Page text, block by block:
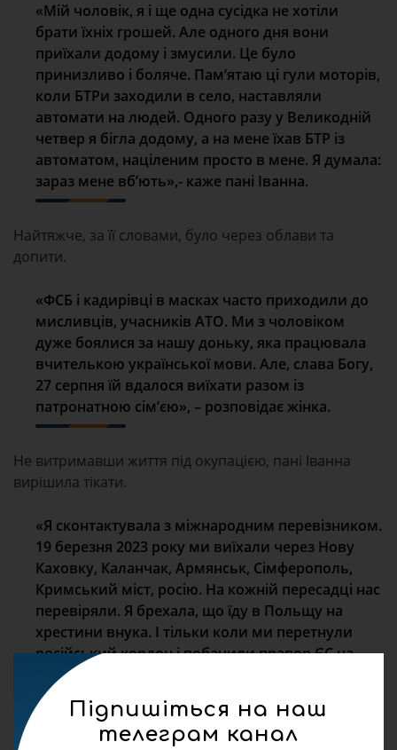
«Мій чоловік, я і ще одна сусідка не хотіли
брати їхніх грошей. Але одного дня вони
приїхали додому і змусили. Це було
принизливо і боляче. Пам’ятаю ці гули моторів,
коли БТРи заходили в село, наставляли
автомати на людей. Одного разу у Великодній
четвер я бігла додому, а на мене їхав БТР із
автоматом, націленим просто в мене. Я думала:
зараз мене вб’ють»,- каже пані Іванна.
Найтяжче, за її словами, було через облави та
допити.
«ФСБ і кадирівці в масках часто приходили до
мисливців, учасників АТО. Ми з чоловіком
дуже боялися за нашу доньку, яка працювала
вчителькою української мови. Але, слава Богу,
27 серпня їй вдалося виїхати разом із
патронатною сім’єю», – розповідає жінка.
Не витримавши життя під окупацією, пані Іванна
вирішила тікати.
«Я сконтактувала з міжнародним перевізником.
19 березня 2023 року ми виїхали через Нову
Каховку, Каланчак, Армянськ, Сімферополь,
Кримський міст, росію. На кожній пересадці нас
перевіряли. Я брехала, що їду в Польщу на
хрестини внука. І тільки коли ми перетнули
російський кордон і побачили прапор ЄС на
латвійському пункті — тоді вперше за багато
місяців змогли вільно дихати. Ми плакали,
кричали “Слава Україні!”, ми були вільні»,-зі
сльозами на очах розповідає пані Іванна.
Підпишіться на наш
телеграм канал